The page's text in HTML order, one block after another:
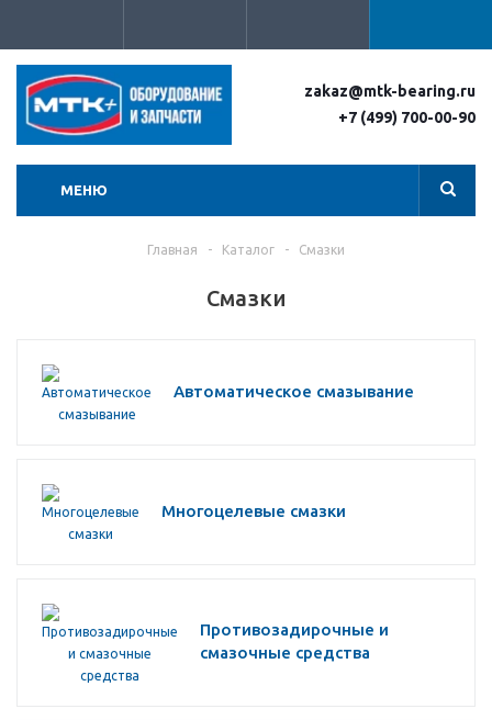
zakaz@mtk-bearing.ru
+7 (499) 700-00-90
МЕНЮ
Главная - Каталог - Смазки
Смазки
Автоматическое смазывание
Многоцелевые смазки
Противозадирочные и
смазочные средства